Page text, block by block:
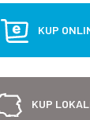
KUP
KUP